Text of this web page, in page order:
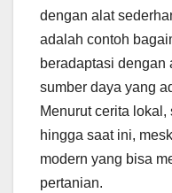
dengan alat
adalah contoh
beradaptasi dengan
sumber daya yang
Menurut cerita
hingga saat ini,
modern yang bisa
pertanian.